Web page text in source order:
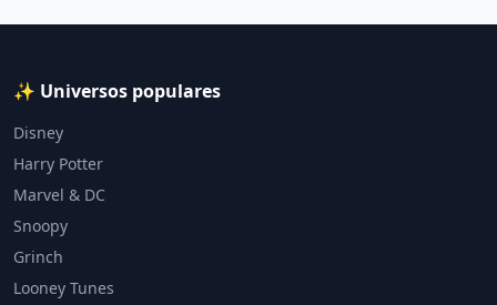
✨ Universos populares
Disney
Harry Potter
Marvel & DC
Snoopy
Grinch
Looney Tunes